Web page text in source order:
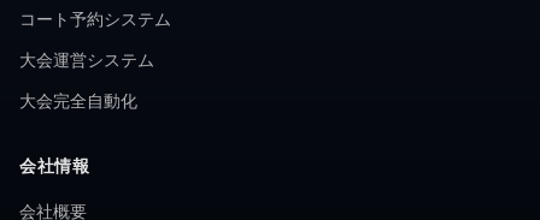
コート予約システム
大会運営システム
大会完全自動化
会社情報
会社概要